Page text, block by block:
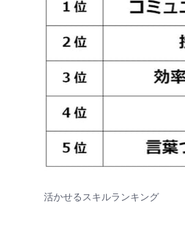
活かせるスキルランキング